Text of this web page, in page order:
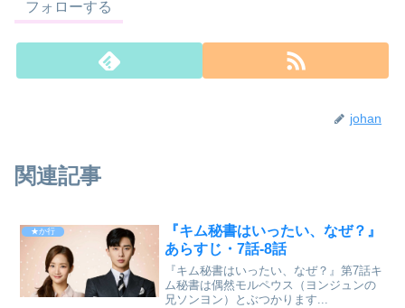
フォローする
johan
関連記事
★か行
『キム秘書はいったい、なぜ？』
あらすじ・7話-8話
『キム秘書はいったい、なぜ？』第7話キ
ム秘書は偶然モルペウス（ヨンジュンの
兄ソンヨン）とぶつかります...